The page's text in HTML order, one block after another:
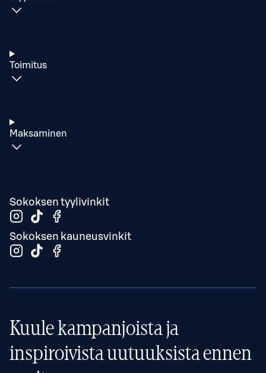
Toimitus
Maksaminen
Sokoksen tyylivinkit
Sokoksen kauneusvinkit
Kuule kampanjoista ja
inspiroivista uutuuksista ennen